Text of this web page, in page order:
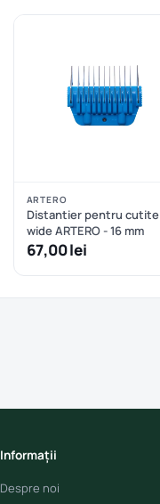
ARTERO
Distantier pentru cutite
wide ARTERO - 16 mm
67,00 lei
Informații
Despre noi